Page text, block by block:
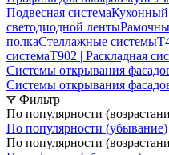
Подвесная система
светодиодной ленты
полкаСтеллажные системы
системаТ902 | Раскладная
Системы открывания
Системы открывания
Фильтр
По популярности
По популярности (убывание)
По популярности